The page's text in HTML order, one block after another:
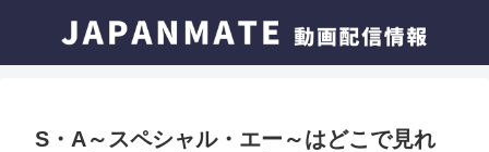
S・A～スペシャル・エー～はどこで見れ